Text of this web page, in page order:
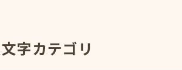
字カテゴリ